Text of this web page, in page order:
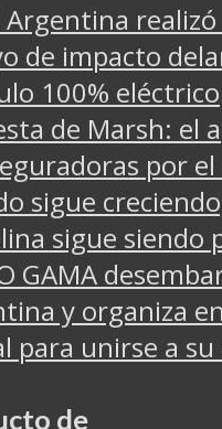
Argentina
de impacto
100% eléctrico
de Marsh: el
por
sigue
sigue siendo
GAMA
y organiza
para unirse a
de